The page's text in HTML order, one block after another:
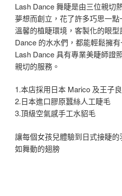
Lash Dance 舞睫是由三位親切
夢想而創立，花了許多巧思一
溫馨的植睫環境，客製化的眼
Dance 的水水們，都能輕鬆擁
Lash Dance 具有專業美睫師證
親切的服務。
1.本店採用日本 Marico 及王子
2.日本進口膠原蠶絲人工睫毛
3.頂級空氣感手工水貂毛
讓每個女孩兒體驗到日式接睫
如舞動的翅膀